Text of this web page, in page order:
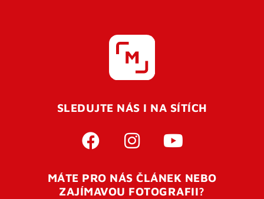
Pro úspěšné dokončení registrace je potřeba
vaší e-mailovouadresu. Po úspěšném odeslání
otevření tohoto odkazu se váš účet ověří a můžete se
přihlásit. Nezapomeňte zkontrolovat složku SPAM ve
SLEDUJTE NÁS I NA SÍTÍCH
MÁTE PRO NÁS ČLÁNEK NEBO
ZAJÍMAVOU FOTOGRAFII?